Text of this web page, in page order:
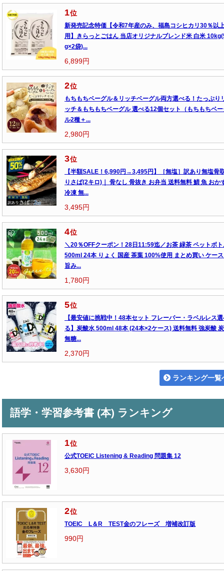
1位
新発売記念特価【令和7年産のみ、福島コシヒカリ30％以
用】きらっとごはん 当店オリジナルブレンド米 白米
g×2袋)...
6,899円
2位
もちもちベーグル＆リッチベーグル両方選べる！たっぷり
ッチ＆もちもちベーグル 選べる12個セット（もちもちベ
ル2種＋...
2,980円
3位
【半額SALE！6,990円→3,495円】［無塩］訳あり無塩骨
りさば(2キロ)｜ 骨なし 骨抜き お弁当 送料無料 鯖 魚 おか
冷凍 無...
3,495円
4位
＼20％OFFクーポン！28日11:59迄／お茶 緑茶 ペットボ
500ml 24本 りょく 国産 茶葉 100%使用 まとめ買い ケー
旨み...
1,780円
5位
【最安値に挑戦中！48本セット フレーバー・ラベルレス
る】炭酸水 500ml 48本 (24本×2ケース) 送料無料 強炭酸
無糖...
2,370円
ランキング一覧
語学・学習参考書 (本) ランキング
1位
公式TOEIC Listening & Reading 問題集 12
3,630円
2位
TOEIC L＆R TEST金のフレーズ 増補改訂版
990円